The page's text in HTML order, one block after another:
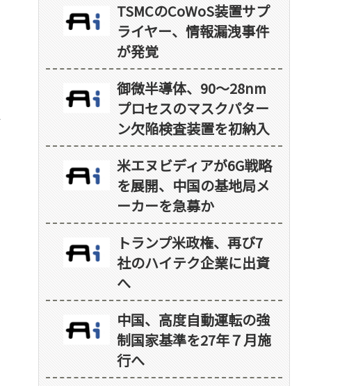
TSMCのCoWoS装置サプ
ライヤー、情報漏洩事件
が発覚
御微半導体、90～28nm
プロセスのマスクパター
ン欠陥検査装置を初納入
米エヌビディアが6G戦略
を展開、中国の基地局メ
ーカーを急募か
トランプ米政権、再び7
社のハイテク企業に出資
へ
中国、高度自動運転の強
制国家基準を27年７月施
行へ